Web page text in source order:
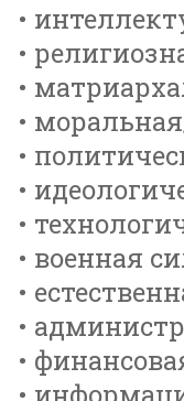
•
•
•
•
•
•
•
• военная
•
•
•
•